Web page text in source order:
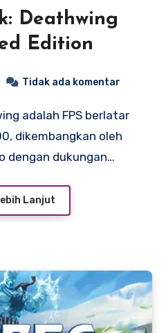
Deathwing
Edition
Tidak ada komentar
dikembangkan oleh
dengan dukungan…
Lanjut